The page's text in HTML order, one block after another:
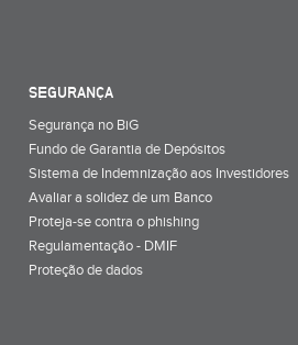
SEGURANÇA
Segurança no BiG
Fundo de Garantia de Depósitos
Sistema de Indemnização aos Investidores
Avaliar a solidez de um Banco
Proteja-se contra o phishing
Regulamentação - DMIF
Proteção de dados